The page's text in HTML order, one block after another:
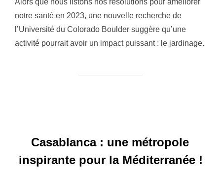
notre santé en 2023, une nouvelle recherche de
l’Université du Colorado Boulder suggère qu’une
activité pourrait avoir un impact puissant : le jardinage.
Casablanca : une métropole
inspirante pour la Méditerranée !